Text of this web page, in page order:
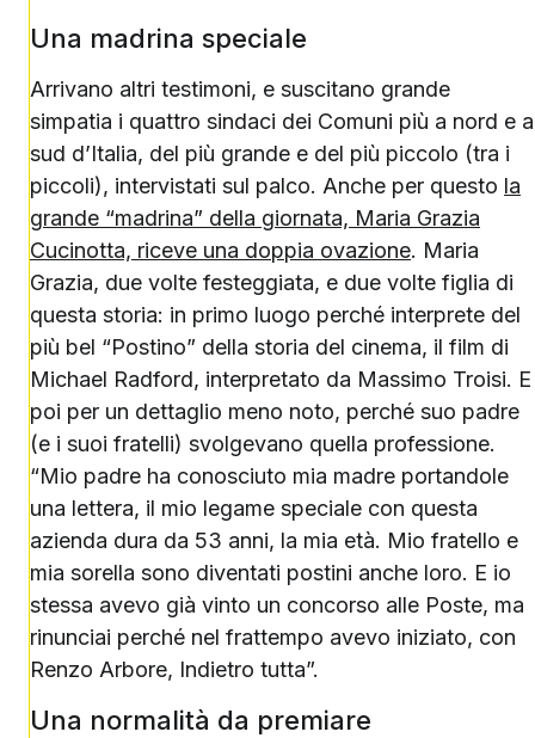
Una madrina speciale
Arrivano altri testimoni, e suscitano grande
simpatia i quattro sindaci dei Comuni più a nord e a
sud d’Italia, del più grande e del più piccolo (tra i
piccoli), intervistati sul palco. Anche per questo la
grande “madrina” della giornata, Maria Grazia
Cucinotta, riceve una doppia ovazione. Maria
Grazia, due volte festeggiata, e due volte figlia di
questa storia: in primo luogo perché interprete del
più bel “Postino” della storia del cinema, il film di
Michael Radford, interpretato da Massimo Troisi. E
poi per un dettaglio meno noto, perché suo padre
(e i suoi fratelli) svolgevano quella professione.
“Mio padre ha conosciuto mia madre portandole
una lettera, il mio legame speciale con questa
azienda dura da 53 anni, la mia età. Mio fratello e
mia sorella sono diventati postini anche loro. E io
stessa avevo già vinto un concorso alle Poste, ma
rinunciai perché nel frattempo avevo iniziato, con
Renzo Arbore, Indietro tutta”.
Una normalità da premiare